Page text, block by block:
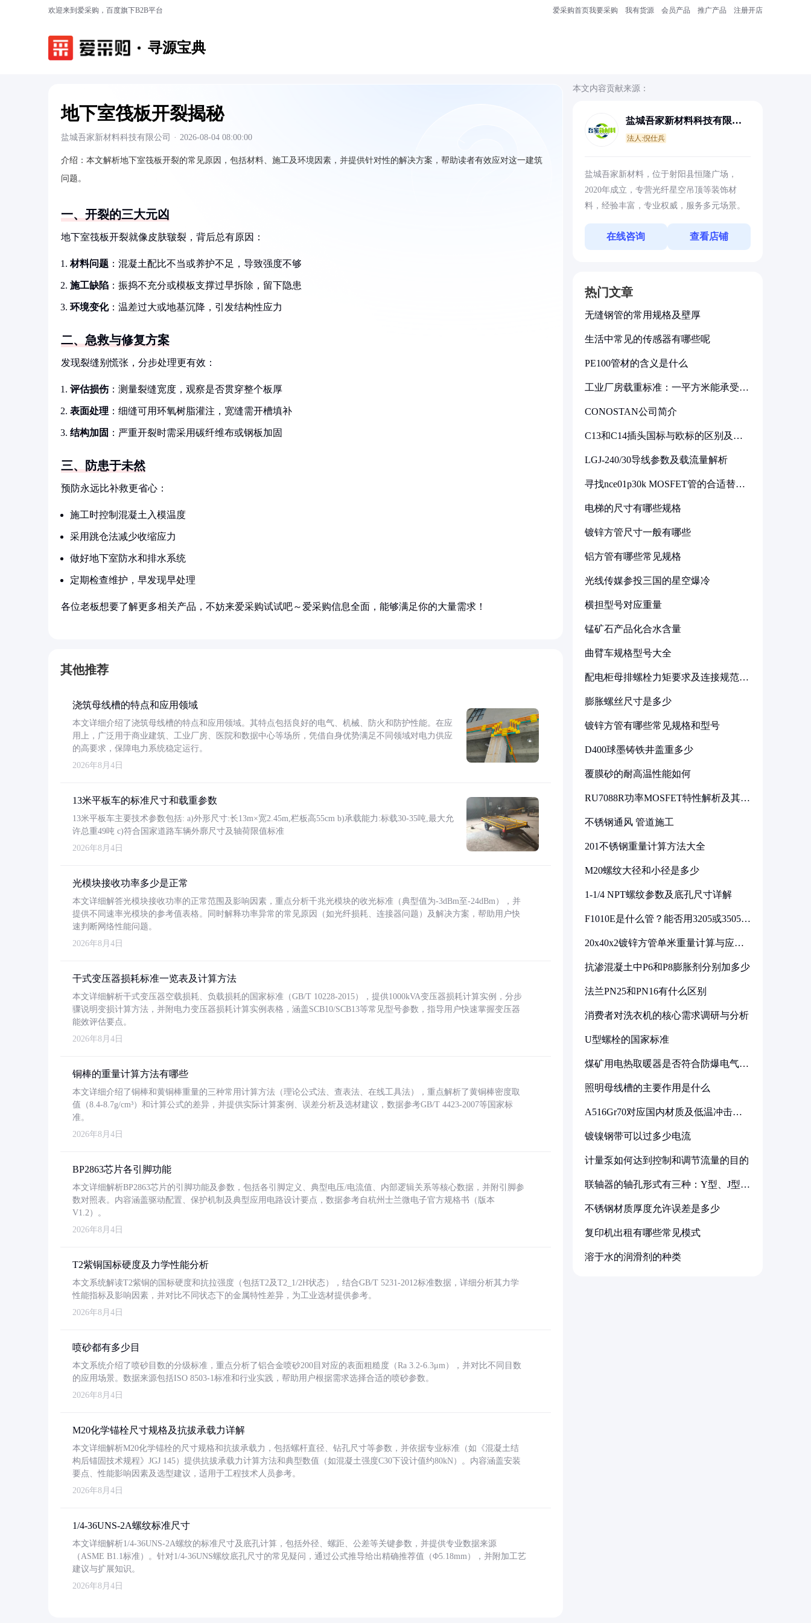
欢迎来到爱采购，百度旗下B2B平台 爱采购首页我要采购 我有货源 会员产品 推广产品 注册开店
寻源宝典
地下室筏板开裂揭秘
盐城吾家新材料科技有限公司 · 2026-08-04 08:00:00
介绍： 本文解析地下室筏板开裂的常见原因，包括材料、施工及环境因素，并提供针对性的解决方案，帮助读者有效应对这一建筑
问题。
一、开裂的三大元凶
地下室筏板开裂就像皮肤皲裂，背后总有原因：
材料问题 ：混凝土配比不当或养护不足，导致强度不够
施工缺陷 ：振捣不充分或模板支撑过早拆除，留下隐患
环境变化：温差过大或地基沉降，引发结构性应力
二、急救与修复方案
发现裂缝别慌张，分步处理更有效：
评估损伤：测量裂缝宽度，观察是否贯穿整个板厚
表面处理 ：细缝可用环氧树脂灌注，宽缝需开槽填补
结构加固 ：严重开裂时需采用碳纤维布或钢板加固
三、防患于未然
预防永远比补救更省心：
施工时控制混凝土入模温度
采用跳仓法减少收缩应力
做好地下室防水和排水系统
定期检查维护，早发现早处理
各位老板想要了解更多相关产品，不妨来爱采购试试吧～爱采购信息全面，能够满足你的大量需求！
其他推荐
浇筑母线槽的特点和应用领域
本文详细介绍了浇筑母线槽的特点和应用领域。其特点包括良好的电气、机械、防火和防护性能。在应
用上，广泛用于商业建筑、工业厂房、医院和数据中心等场所，凭借自身优势满足不同领域对电力供应
的高要求，保障电力系统稳定运行。
2026年8月4日
13米平板车的标准尺寸和载重参数
13米平板车主要技术参数包括: a)外形尺寸:长13m×宽2.45m,栏板高55cm b)承载能力:标载30-35吨,最大允
许总重49吨 c)符合国家道路车辆外廓尺寸及轴荷限值标准
2026年8月4日
光模块接收功率多少是正常
本文详细解答光模块接收功率的正常范围及影响因素，重点分析千兆光模块的收光标准（典型值为-3dBm至-24dBm），并
提供不同速率光模块的参考值表格。同时解释功率异常的常见原因（如光纤损耗、连接器问题）及解决方案，帮助用户快
速判断网络性能问题。
2026年8月4日
干式变压器损耗标准一览表及计算方法
本文详细解析干式变压器空载损耗、负载损耗的国家标准（GB/T 10228-2015），提供1000kVA变压器损耗计算实例，分步
骤说明变损计算方法，并附电力变压器损耗计算实例表格，涵盖SCB10/SCB13等常见型号参数，指导用户快速掌握变压器
能效评估要点。
2026年8月4日
铜棒的重量计算方法有哪些
本文详细介绍了铜棒和黄铜棒重量的三种常用计算方法（理论公式法、查表法、在线工具法），重点解析了黄铜棒密度取
值（8.4-8.7g/cm³）和计算公式的差异，并提供实际计算案例、误差分析及选材建议，数据参考GB/T 4423-2007等国家标
准。
2026年8月4日
BP2863芯片各引脚功能
本文详细解析BP2863芯片的引脚功能及参数，包括各引脚定义、典型电压/电流值、内部逻辑关系等核心数据，并附引脚参
数对照表。内容涵盖驱动配置、保护机制及典型应用电路设计要点，数据参考自杭州士兰微电子官方规格书（版本
V1.2）。
2026年8月4日
T2紫铜国标硬度及力学性能分析
本文系统解读T2紫铜的国标硬度和抗拉强度（包括T2及T2_1/2H状态），结合GB/T 5231-2012标准数据，详细分析其力学
性能指标及影响因素，并对比不同状态下的金属特性差异，为工业选材提供参考。
2026年8月4日
喷砂都有多少目
本文系统介绍了喷砂目数的分级标准，重点分析了铝合金喷砂200目对应的表面粗糙度（Ra 3.2-6.3μm），并对比不同目数
的应用场景。数据来源包括ISO 8503-1标准和行业实践，帮助用户根据需求选择合适的喷砂参数。
2026年8月4日
M20化学锚栓尺寸规格及抗拔承载力详解
本文详细解析M20化学锚栓的尺寸规格和抗拔承载力，包括螺杆直径、钻孔尺寸等参数，并依据专业标准（如《混凝土结
构后锚固技术规程》JGJ 145）提供抗拔承载力计算方法和典型数值（如混凝土强度C30下设计值约80kN）。内容涵盖安装
要点、性能影响因素及选型建议，适用于工程技术人员参考。
2026年8月4日
1/4-36UNS-2A螺纹标准尺寸
本文详细解析1/4-36UNS-2A螺纹的标准尺寸及底孔计算，包括外径、螺距、公差等关键参数，并提供专业数据来源
（ASME B1.1标准）。针对1/4-36UNS螺纹底孔尺寸的常见疑问，通过公式推导给出精确推荐值（Φ5.18mm），并附加工艺
建议与扩展知识。
2026年8月4日
本文内容贡献来源：
盐城吾家新材料科技有限公
法人:倪仕兵
盐城吾家新材料，位于射阳县恒隆广场，
2020年成立，专营光纤星空吊顶等装饰材
料，经验丰富，专业权威，服务多元场景。
在线咨询 查看店铺
热门文章
无缝钢管的常用规格及壁厚
生活中常见的传感器有哪些呢
PE100管材的含义是什么
工业厂房载重标准：一平方米能承受多
CONOSTAN公司简介
C13和C14插头国标与欧标的区别及其
LGJ-240/30导线参数及载流量解析
寻找nce01p30k MOSFET管的合适替代
电梯的尺寸有哪些规格
镀锌方管尺寸一般有哪些
铝方管有哪些常见规格
光线传媒参投三国的星空爆冷
横担型号对应重量
锰矿石产品化合水含量
曲臂车规格型号大全
配电柜母排螺栓力矩要求及连接规范详
膨胀螺丝尺寸是多少
镀锌方管有哪些常见规格和型号
D400球墨铸铁井盖重多少
覆膜砂的耐高温性能如何
RU7088R功率MOSFET特性解析及其在
不锈钢通风 管道施工
201不锈钢重量计算方法大全
M20螺纹大径和小径是多少
1-1/4 NPT螺纹参数及底孔尺寸详解
F1010E是什么管？能否用3205或3505代
20x40x2镀锌方管单米重量计算与应用
抗渗混凝土中P6和P8膨胀剂分别加多少
法兰PN25和PN16有什么区别
消费者对洗衣机的核心需求调研与分析
U型螺栓的国家标准
煤矿用电热取暖器是否符合防爆电气设
照明母线槽的主要作用是什么
A516Gr70对应国内材质及低温冲击要
镀镍钢带可以过多少电流
计量泵如何达到控制和调节流量的目的
联轴器的轴孔形式有三种：Y型、J型、
不锈钢材质厚度允许误差是多少
复印机出租有哪些常见模式
溶于水的润滑剂的种类